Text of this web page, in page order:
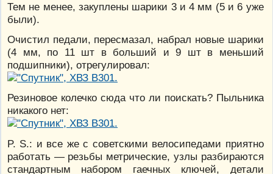
Тем не менее, закуплены шарики 3 и 4 мм (5 и 6 уже
были).
Очистил педали, пересмазал, набрал новые шарики
(4 мм, по 11 шт в больший и 9 шт в меньший
подшипники), отрегулировал:
Резиновое колечко сюда что ли поискать? Пыльника
никакого нет:
P. S.: и все же с советскими велосипедами приятно
работать — резьбы метрические, узлы разбираются
стандартным набором гаечных ключей, детали